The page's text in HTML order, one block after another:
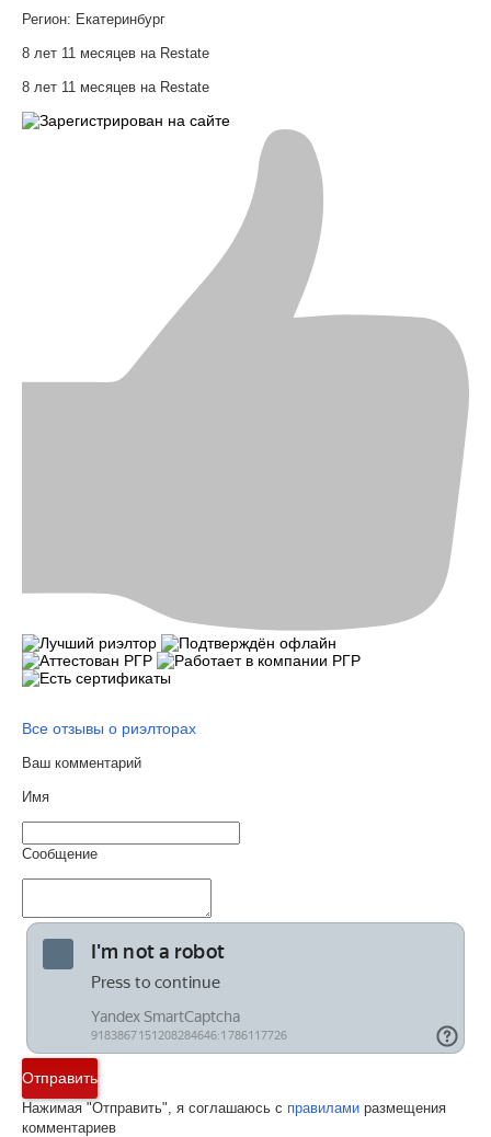
Регион: Екатеринбург
8 лет 11 месяцев на Restate
8 лет 11 месяцев на Restate
Все отзывы о риэлторах
Ваш комментарий
Имя
Сообщение
Отправить
Нажимая "Отправить", я соглашаюсь с правилами размещения
комментариев